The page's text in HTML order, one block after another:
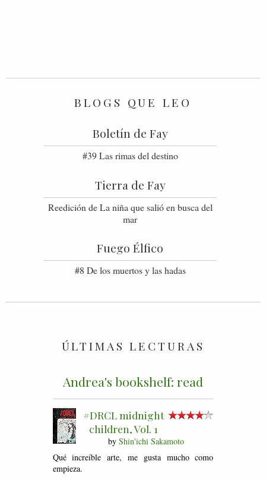
BLOGS QUE LEO
Boletín de Fay
#39 Las rimas del destino
Tierra de Fay
Reedición de La niña que salió en busca del
mar
Fuego Élfico
#8 De los muertos y las hadas
ÚLTIMAS LECTURAS
Andrea's bookshelf: read
#DRCL midnight
children, Vol. 1
by Shin'ichi Sakamoto
Qué increíble arte, me gusta mucho como
empieza.